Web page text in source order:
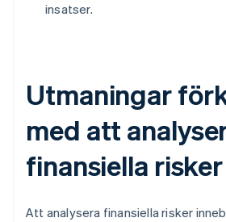
insatser.
Utmaningar
med att
finansiella risker
Att analysera finansiella risker